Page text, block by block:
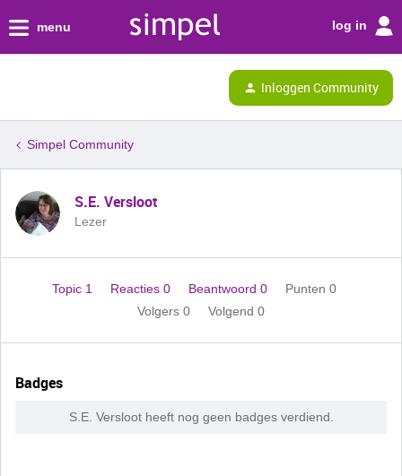
menu log in
Inloggen Community
Simpel Community
S.E. Versloot
Lezer
Topic 1 Reacties 0 Beantwoord 0
Punten 0
Volgers 0 Volgend 0
Badges
S.E. Versloot heeft nog geen badges verdiend.